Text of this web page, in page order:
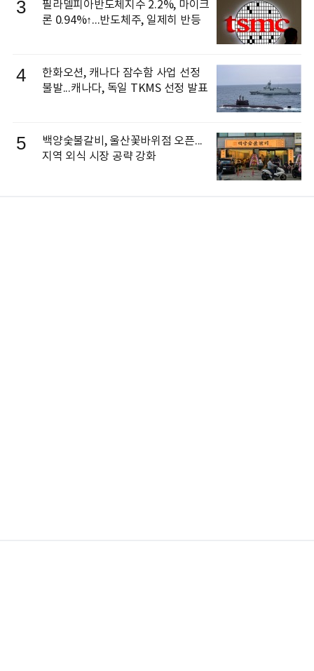
3
필라델피아반도체지수 2.2%, 마이크
론 0.94%↑...반도체주, 일제히 반등
4
한화오션, 캐나다 잠수함 사업 선정
불발...캐나다, 독일 TKMS 선정 발표
5
백양숯불갈비, 울산꽃바위점 오픈...
지역 외식 시장 공략 강화